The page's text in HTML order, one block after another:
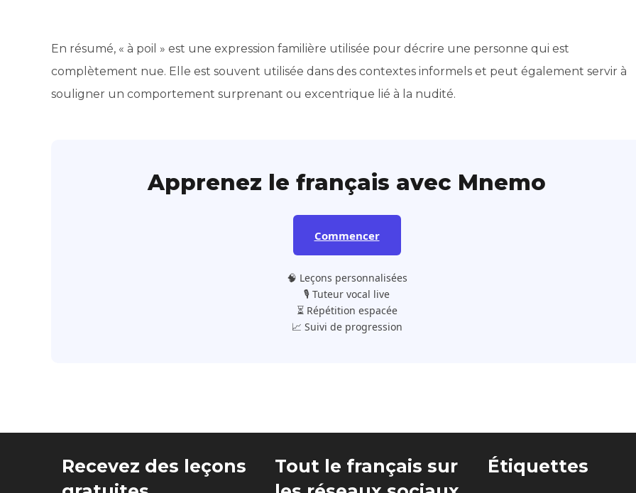
En résumé, « à poil » est une expression familière utilisée pour décrire une personne qui est
complètement nue. Elle est souvent utilisée dans des contextes informels et peut également servir à
souligner un comportement surprenant ou excentrique lié à la nudité.
Apprenez le français avec Mnemo
Commencer
🧠 Leçons personnalisées
🎙️ Tuteur vocal live
⏳ Répétition espacée
📈 Suivi de progression
Recevez des leçons
Tout le français sur
Étiquettes